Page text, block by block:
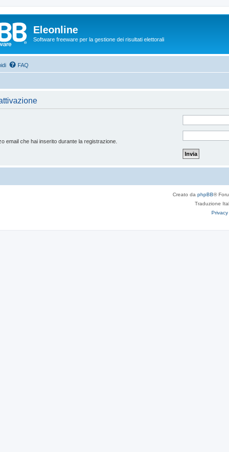
Eleonline
Software freeware per la gestione dei risultati elettorali
FAQ
email che hai inserito durante la registrazione.
Creato da phpBB®
Traduzione
Privacy